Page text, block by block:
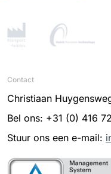
Contact
Christiaan
Bel ons: +31 (0) 416
Stuur ons een e-mail: